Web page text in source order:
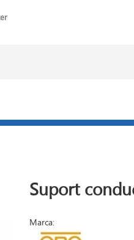
Suport
Marca: